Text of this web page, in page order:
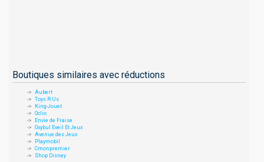
Boutiques similaires avec réductions
Aubert
Toys R Us
King-Jouet
Oclio
Envie de Fraise
Oxybul Eveil Et Jeux
Avenue des Jeux
Playmobil
Cmonpremier
Shop Disney